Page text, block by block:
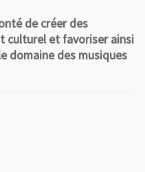
de créer des
culturel et favoriser ainsi
domaine des musiques